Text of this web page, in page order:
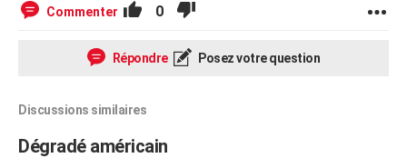
Commenter 0
Répondre Posez votre question
Discussions similaires
Dégradé américain